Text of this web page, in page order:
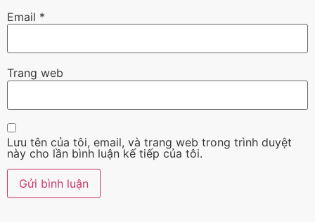
Email *
Trang web
Lưu tên của tôi, email, và trang web trong trình duyệt
này cho lần bình luận kế tiếp của tôi.